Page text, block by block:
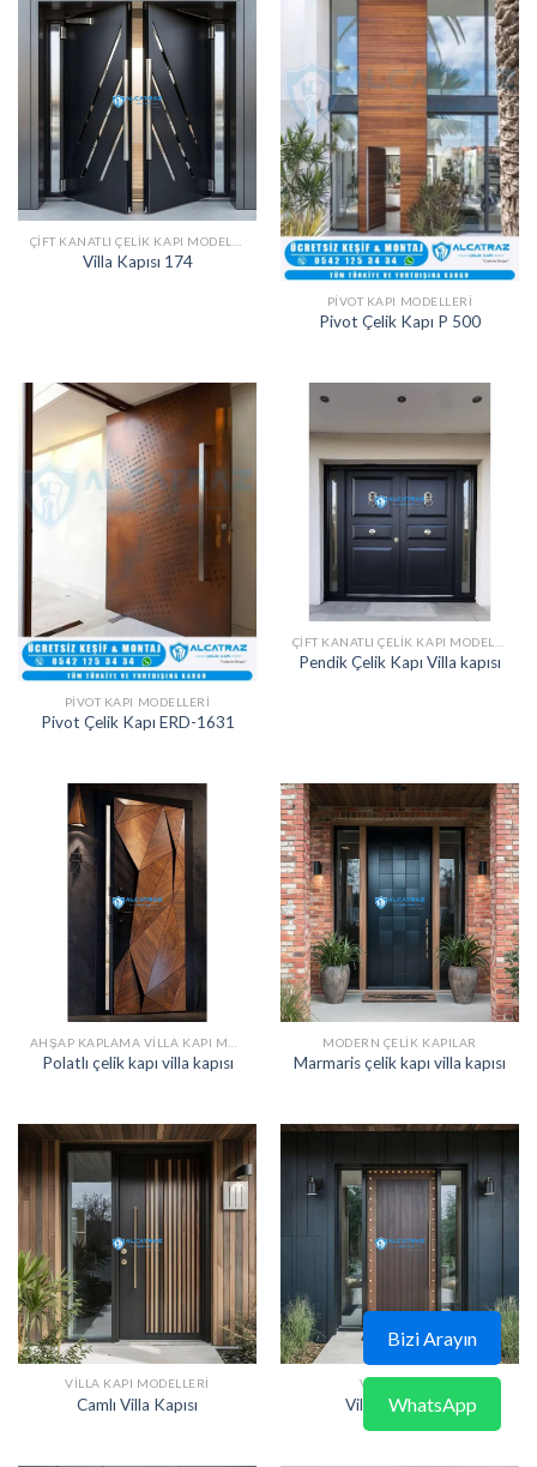
Villa Kapısı 174
PIVOT KAPI MODELLERI
Pivot Çelik Kapı P 500
PIVOT KAPI MODELLERI
Pivot Çelik Kapı ERD-1631
Pendik Çelik Kapı Villa kapısı
Polatlı çelik kapı villa kapısı
MODERN ÇELIK KAPILAR
Marmaris çelik kapı villa kapısı
VILLA KAPI MODELLERI
Camlı Villa Kapısı
VILLA KAPISI
Villa Kapısı 153
Bizi Arayın
WhatsApp